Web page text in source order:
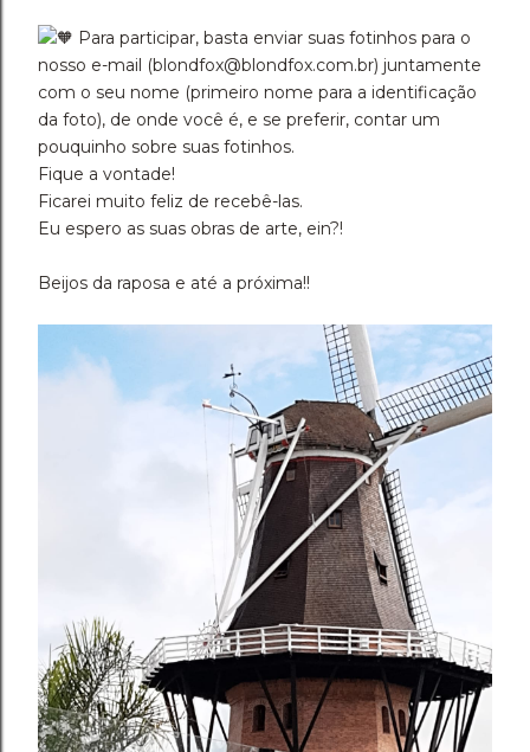
Para participar, basta enviar suas fotinhos para o
nosso e-mail (blondfox@blondfox.com.br) juntamente
com o seu nome (primeiro nome para a identificação
da foto), de onde você é, e se preferir, contar um
pouquinho sobre suas fotinhos.
Fique a vontade!
Ficarei muito feliz de recebê-las.
Eu espero as suas obras de arte, ein?!
Beijos da raposa e até a próxima!!